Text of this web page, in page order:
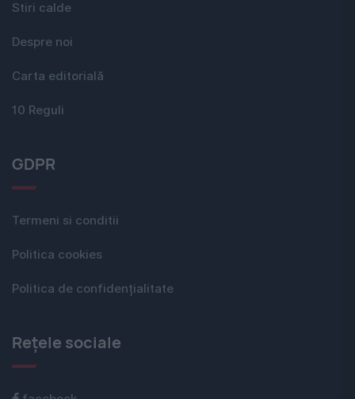
Stiri calde
Despre noi
Carta editorială
10 Reguli
GDPR
Termeni si conditii
Politica cookies
Politica de confidențialitate
Rețele sociale